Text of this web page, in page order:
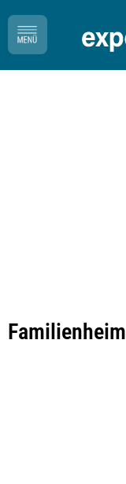
Familienheim